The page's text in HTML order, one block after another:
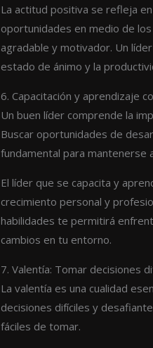
La actitud positiva se refleja
oportunidades en medio de
agradable y motivador. Un
estado de ánimo y la
6. Capacitación y aprendizaje
Un buen líder comprende la
Buscar oportunidades de
fundamental para mantenerse
El líder que se capacita y
crecimiento personal y
habilidades te permitirá
cambios en tu entorno.
7. Valentía: Tomar decisiones
La valentía es una cualidad
decisiones difíciles y
fáciles de tomar.